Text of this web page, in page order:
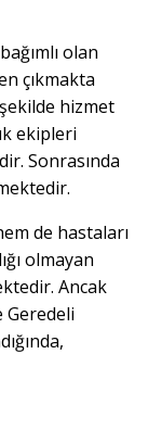
olan
çıkmakta
hizmet
ekipleri
Sonrasında
de hastaları
olmayan
Ancak